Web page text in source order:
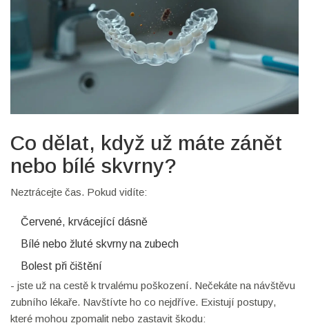
Co dělat, když už máte zánět
nebo bílé skvrny?
Neztrácejte čas. Pokud vidíte:
Červené, krvácející dásně
Bílé nebo žluté skvrny na zubech
Bolest při čištění
- jste už na cestě k trvalému poškození. Nečekáte na návštěvu
zubního lékaře. Navštívte ho co nejdříve. Existují postupy,
které mohou zpomalit nebo zastavit škodu: